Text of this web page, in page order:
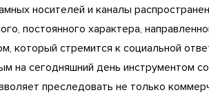
носителей и каналы
постоянного характера,
который стремится к социальной
на сегодняшний день инструментом
преследовать не только